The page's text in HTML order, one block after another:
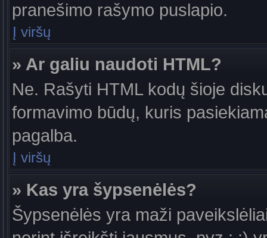
pranešimo rašymo puslapio.
Į viršų
» Ar galiu naudoti HTML?
Ne. Rašyti HTML kodų šioje
formavimo būdų, kuris
pagalba.
Į viršų
» Kas yra šypsenėlės?
Šypsenėlės yra maži